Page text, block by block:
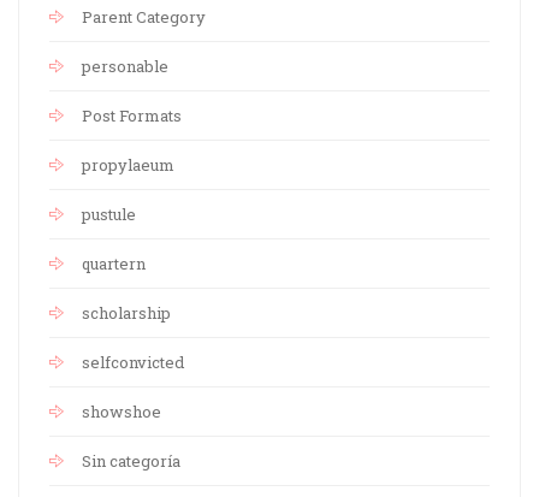
Parent Category
personable
Post Formats
propylaeum
pustule
quartern
scholarship
selfconvicted
showshoe
Sin categoría